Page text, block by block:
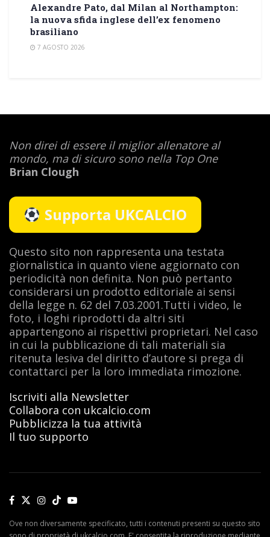
Alexandre Pato, dal Milan al Northampton:
la nuova sfida inglese dell’ex fenomeno
brasiliano
7 AGOSTO 2026
Non direi di essere il miglior allenatore al
mondo, ma di sicuro sono nella Top One
Brian Clough
Supporta UKCALCIO
Questo sito non rappresenta una testata
giornalistica in quanto viene aggiornato con
periodicità non definita. Non può pertanto
considerarsi un prodotto editoriale ai sensi
della legge n. 62 del 7.03.2001.Tutti i video, le
foto, i loghi riprodotti da altri siti
appartengono ai rispettivi proprietari. Nel caso
in cui la pubblicazione di tali materiali sia
ritenuta lesiva del diritto d’autore si prega di
contattarci per la loro immediata rimozione.
Iscriviti alla Newsletter
Collabora con ukcalcio.com
Pubblicizza la tua attività
Il tuo supporto
Ove non diversamente specificato, tutti i contenuti presenti su questo sito